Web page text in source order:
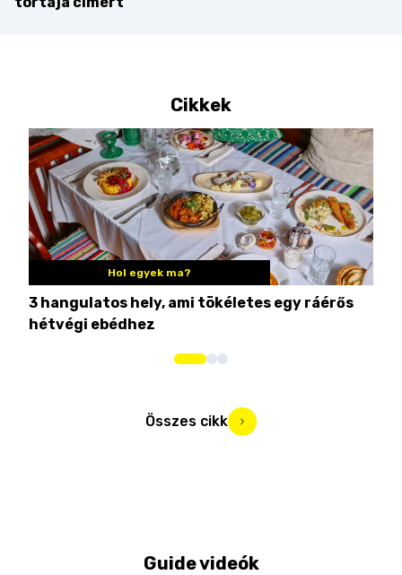
Cikkek
Hol egyek ma?
3 hangulatos hely, ami tökéletes egy ráérős
hétvégi ebédhez
Összes cikk
Guide videók